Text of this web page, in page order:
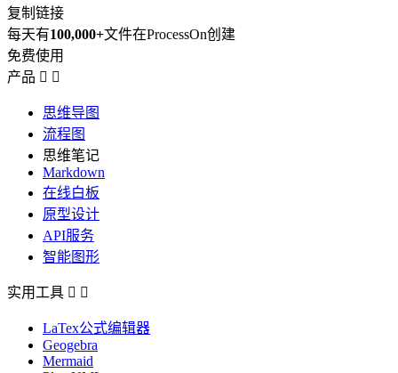
复制链接
每天有100,000+文件在ProcessOn创建
免费使用
产品  
思维导图
流程图
思维笔记
Markdown
在线白板
原型设计
API服务
智能图形
实用工具  
LaTex公式编辑器
Geogebra
Mermaid